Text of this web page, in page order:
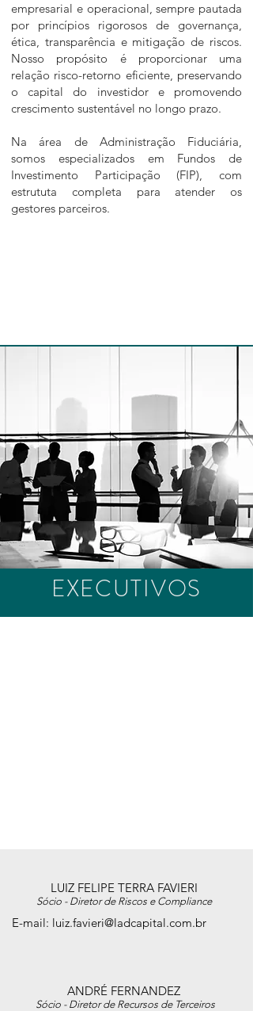
empresarial e operacional, sempre pautada
por princípios rigorosos de governança,
ética, transparência e mitigação de riscos.
Nosso propósito é proporcionar uma
relação risco-retorno eficiente, preservando
o capital do investidor e promovendo
crescimento sustentável no longo prazo.
Na área de Administração Fiduciária,
somos especializados em Fundos de
Investimento Participação (FIP), com
estrututa completa para atender os
gestores parceiros.
EXECUTIVOS
LUIZ FELIPE TERRA FAVIERI
Sócio - Diretor de Riscos e Compliance
E-mail: luiz.favieri@ladcapital.com.br
ANDRÉ FERNANDEZ​
Sócio - Diretor de Recursos de Terceiros